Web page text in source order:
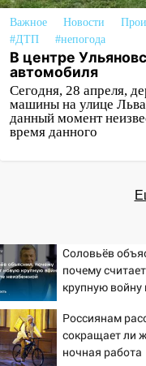
Важное Новости
#ДТП
#непогода
В центре
автомобиля
Сегодня, 28 апреля,
машины на улице
данный момент
время данного
Соловьёв
почему
крупную войну
Россиянам
сокращает ли
ночная работа